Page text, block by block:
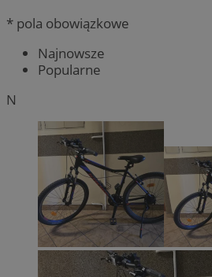
* pola obowiązkowe
Najnowsze
Popularne
N